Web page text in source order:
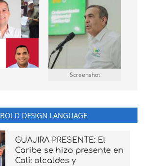
Screenshot
BOLD DESIGN LANGUAGE
GUAJIRA PRESENTE: El
Caribe se hizo presente en
Cali: alcaldes y